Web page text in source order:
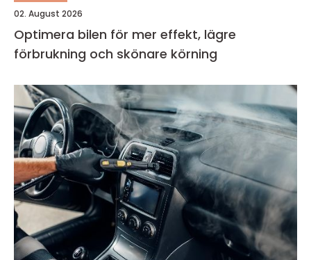
02. August 2026
Optimera bilen för mer effekt, lägre
förbrukning och skönare körning